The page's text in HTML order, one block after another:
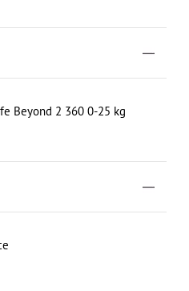
Beyond 2 360 0-25 kg